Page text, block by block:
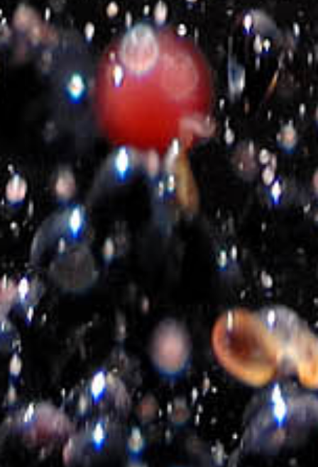
Πολιτική E-shop
Όροι Χρήσης
Πολιτική Cookies
Πολιτική Επιστροφών
Τρόποι-Κόστος αποστολής
Τρόποι Πληρωμής
Εταιρεία
Σχετικά με εμάς
Πολιτική Απορρήτου
Επικοινωνία